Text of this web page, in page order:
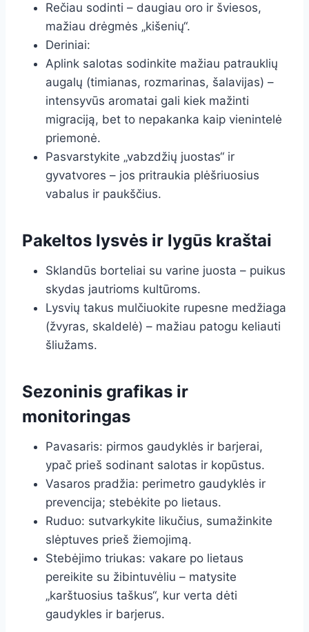
Rečiau sodinti – daugiau oro ir šviesos,
mažiau drėgmės „kišenių“.
Deriniai:
Aplink salotas sodinkite mažiau patrauklių
augalų (timianas, rozmarinas, šalavijas) –
intensyvūs aromatai gali kiek mažinti
migraciją, bet to nepakanka kaip vienintelė
priemonė.
Pasvarstykite „vabzdžių juostas“ ir
gyvatvores – jos pritraukia plėšriuosius
vabalus ir paukščius.
Pakeltos lysvės ir lygūs kraštai
Sklandūs borteliai su varine juosta – puikus
skydas jautrioms kultūroms.
Lysvių takus mulčiuokite rupesne medžiaga
(žvyras, skaldelė) – mažiau patogu keliauti
šliužams.
Sezoninis grafikas ir
monitoringas
Pavasaris: pirmos gaudyklės ir barjerai,
ypač prieš sodinant salotas ir kopūstus.
Vasaros pradžia: perimetro gaudyklės ir
prevencija; stebėkite po lietaus.
Ruduo: sutvarkykite likučius, sumažinkite
slėptuves prieš žiemojimą.
Stebėjimo triukas: vakare po lietaus
pereikite su žibintuvėliu – matysite
„karštuosius taškus“, kur verta dėti
gaudykles ir barjerus.